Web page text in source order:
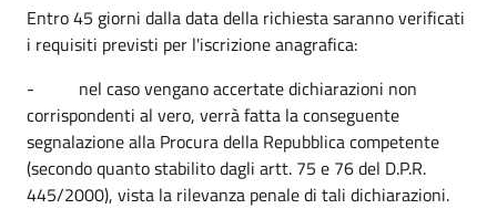
Entro 45 giorni dalla data della richiesta saranno verificati
i requisiti previsti per l'iscrizione anagrafica:
- nel caso vengano accertate dichiarazioni non
corrispondenti al vero, verrà fatta la conseguente
segnalazione alla Procura della Repubblica competente
(secondo quanto stabilito dagli artt. 75 e 76 del D.P.R.
445/2000), vista la rilevanza penale di tali dichiarazioni.